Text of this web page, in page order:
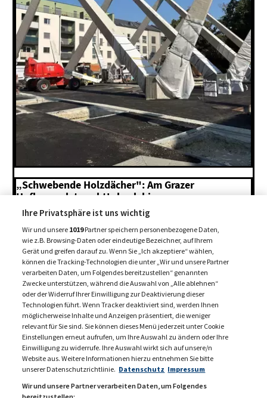
„Schwebende Holzdächer": Am Grazer
Hofbauerplatz geht's hoch hinaus
6. August 2026
MEHR BEITRÄGE +
Ihre Privatsphäre ist uns wichtig
Wir und unsere 1019Partner speichern personenbezogene Daten,
wie z.B. Browsing-Daten oder eindeutige Bezeichner, auf Ihrem
Gerät und greifen darauf zu. Wenn Sie „Ich akzeptiere“ wählen,
können die Tracking-Technologien die unter „Wir und unsere Partner
verarbeiten Daten, um Folgendes bereitzustellen“ genannten
Zwecke unterstützen, während die Auswahl von „Alle ablehnen“
oder der Widerruf Ihrer Einwilligung zur Deaktivierung dieser
Technologien führt. Wenn Tracker deaktiviert sind, werden Ihnen
möglicherweise Inhalte und Anzeigen präsentiert, die weniger
relevant für Sie sind. Sie können dieses Menü jederzeit unter Cookie
Einstellungen erneut aufrufen, um Ihre Auswahl zu ändern oder Ihre
Einwilligung zu widerrufe. Ihre Auswahl wirkt sich auf unsere/n
Website aus. Weitere Informationen hierzu entnehmen Sie bitte
unserer Datenschutzrichtlinie. Datenschutz Impressum
Wir und unsere Partner verarbeiten Daten, um Folgendes